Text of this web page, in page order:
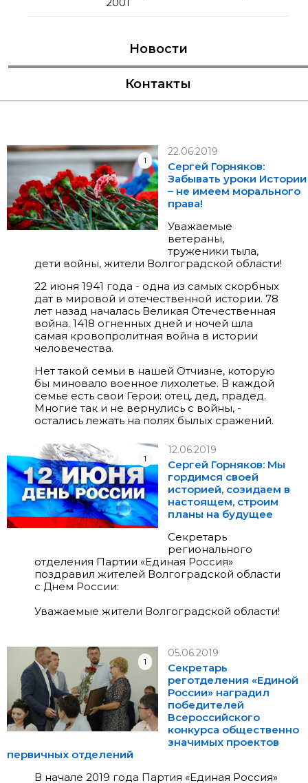
Новости
Контакты
1
22.06.2019
Сергей Горняков:
Забывать уроки Истории
– не имеем морального
права!
Уважаемые
ветераны,
труженики тыла,
дети войны, жители Волгоградской области!
22 июня 1941 года - одна из самых скорбных
дат в мировой и отечественной истории. 78
лет назад началась Великая Отечественная
война. 1418 огненных дней и ночей шла
самая кровопролитная война в истории
человечества.
Нет такой семьи в нашей Отчизне, которую
бы миновало военное лихолетье. В каждой
семье есть свои Герои: отец, дед, прадед.
Многие так и не вернулись с войны, -
остались лежать на полях былых сражений.
1
12.06.2019
Сергей Горняков: Мы
гордимся своей
историей, созидаем в
настоящем, строим
планы на будущее
Секретарь
регионального
отделения Партии «Единая Россия»
поздравил жителей Волгоградской области
с Днем России:
Уважаемые жители Волгоградской области!
1
05.06.2019
Секретарь
реготделения «Единой
России» наградил
победителей
Всероссийского
конкурса общественно
значимых проектов
первичных отделений
В начале 2019 года Партия «Единая Россия»